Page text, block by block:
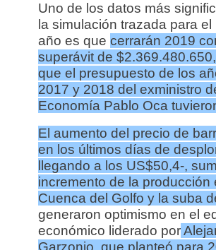
Uno de los datos más
la simulación trazada para el
año es que cerrarán 2019
superávit de
que el presupuesto de l os
2017 y 2018 del exministro
Economía Pablo Oca
El aumento del precio de
en los últimos días de
llegando a los US$50,4-,
incremento de la producción
Cuenca del Golfo y la suba
generaron optimismo en el
económico liderado por
Garzonio, que planteó para